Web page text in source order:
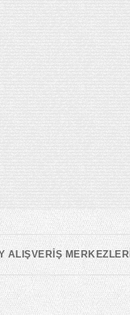
ALIŞVERİŞ MERKEZLERİ